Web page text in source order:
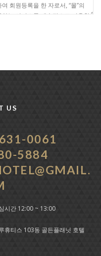
US
0061
5884
시간 12:00 ~ 13:00
휴티스 103동 골든플래닛 호텔